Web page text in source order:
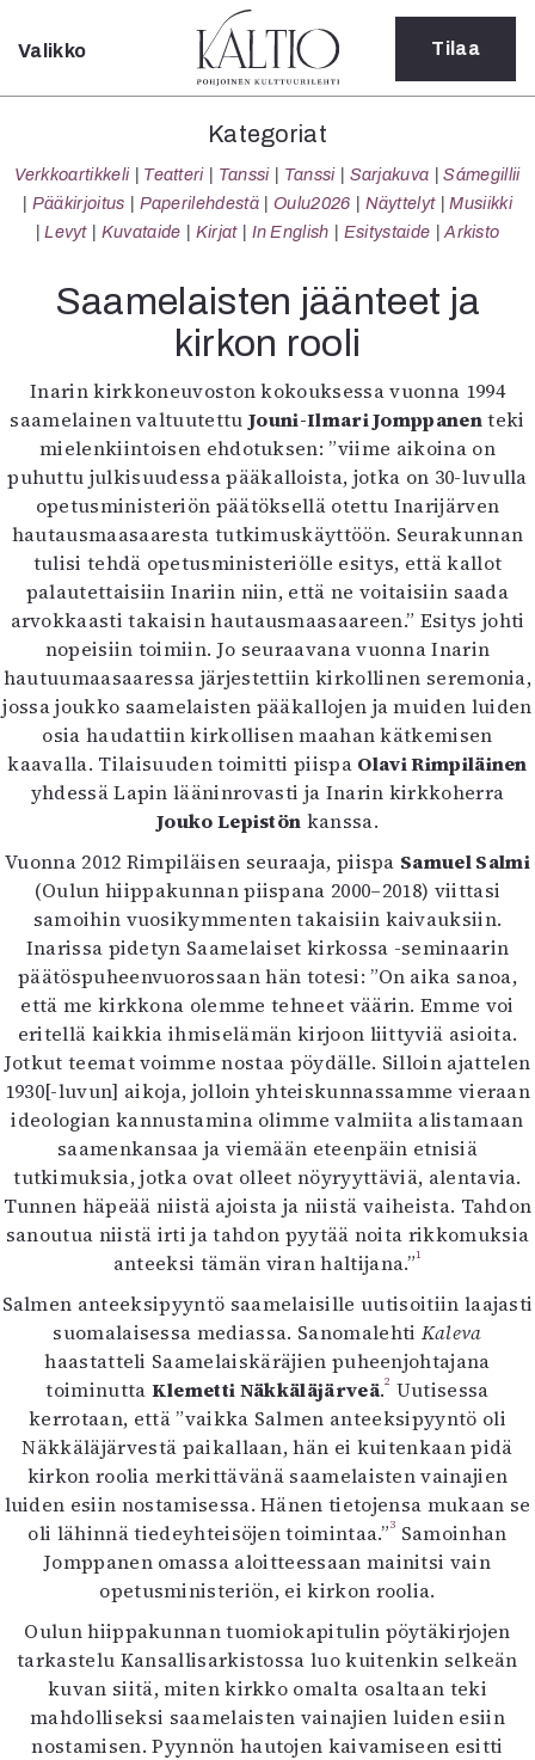
Sulje
Kategoriat
Verkkoartikkeli
Teatteri
Tanssi
Sarjakuva
Sámegillii
Pääkirjoitus
Oulu2026
Näyttelyt
Musiikki
Levyt
Kuvataide
Kirjat
In English
Esitystaide
Arkisto
Lehdet
4/2026
2–3/2026
1/2026
6/2025
5/2025 saame
5/2025
Lehtiarkisto
Info
Tilaus ja irtonumerot
Yhteistyössä
Toimitus
Mediatiedot
Kaltio ry
Valikko Tilaa
Kategoriat
Verkkoartikkeli Teatteri Tanssi Tanssi Sarjakuva
Sámegillii
Pääkirjoitus
Paperilehdestä Oulu2026 Näyttelyt
Musiikki
Levyt
Kuvataide Kirjat In English Esitystaide Arkisto
Saamelaisten jäänteet ja
kirkon rooli
Inarin kirkkoneuvoston kokouksessa vuonna 1994
saamelainen valtuutettuJouni-Ilmari Jomppanenteki
mielenkiintoisen ehdotuksen: ”viime aikoina on
puhuttu julkisuudessa pääkalloista, jotka on 30-luvulla
opetusministeriön päätöksellä otettu Inarijärven
hautausmaasaaresta tutkimuskäyttöön. Seurakunnan
tulisi tehdä opetusministeriölle esitys, että kallot
palautettaisiin Inariin niin, että ne voitaisiin saada
arvokkaasti takaisin hautausmaasaareen.” Esitys johti
nopeisiin toimiin. Jo seuraavana vuonna Inarin
hautuumaasaaressa järjestettiin kirkollinen seremonia,
jossa joukko saamelaisten pääkallojen ja muiden luiden
osia haudattiin kirkollisen maahan kätkemisen
kaavalla. Tilaisuuden toimitti piispa Olavi Rimpiläinen
yhdessä Lapin lääninrovasti ja Inarin kirkkoherra
Jouko Lepistön kanssa.
Vuonna 2012 Rimpiläisen seuraaja, piispa Samuel Salmi
(Oulun hiippakunnan piispana 2000–2018) viittasi
samoihin vuosikymmenten takaisiin kaivauksiin.
Inarissa pidetyn Saamelaiset kirkossa -seminaarin
päätöspuheenvuorossaan hän totesi: ”On aika sanoa,
että me kirkkona olemme tehneet väärin. Emme voi
eritellä kaikkia ihmiselämän kirjoon liittyviä asioita.
Jotkut teemat voimme nostaa pöydälle. Silloin ajattelen
1930[-luvun] aikoja, jolloin yhteiskunnassamme vieraan
ideologian kannustamina olimme valmiita alistamaan
saamenkansaa ja viemään eteenpäin etnisiä
tutkimuksia, jotka ovat olleet nöyryyttäviä, alentavia.
Tunnen häpeää niistä ajoista ja niistä vaiheista. Tahdon
sanoutua niistä irti ja tahdon pyytää noita rikkomuksia
anteeksi tämän viran haltijana.”1
Salmen anteeksipyyntö saamelaisille uutisoitiin laajasti
suomalaisessa mediassa. Sanomalehti Kaleva
haastatteli Saamelaiskäräjien puheenjohtajana
toiminutta Klemetti Näkkäläjärveä.2 Uutisessa
kerrotaan, että ”vaikka Salmen anteeksipyyntö oli
Näkkäläjärvestä paikallaan, hän ei kuitenkaan pidä
kirkon roolia merkittävänä saamelaisten vainajien
luiden esiin nostamisessa. Hänen tietojensa mukaan se
oli lähinnä tiedeyhteisöjen toimintaa.”3 Samoinhan
Jomppanen omassa aloitteessaan mainitsi vain
opetusministeriön, ei kirkon roolia.
Oulun hiippakunnan tuomiokapitulin pöytäkirjojen
tarkastelu Kansallisarkistossa luo kuitenkin selkeän
kuvan siitä, miten kirkko omalta osaltaan teki
mahdolliseksi saamelaisten vainajien luiden esiin
nostamisen. Pyynnön hautojen kaivamiseen esitti